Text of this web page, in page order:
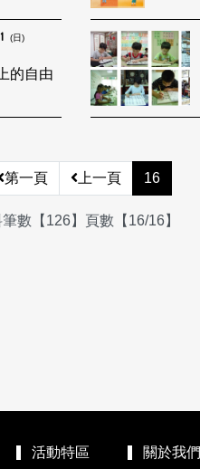
(日)
的自由
第一頁 上一頁 16
數【126】頁數【16/16】
活動特區 關於我們